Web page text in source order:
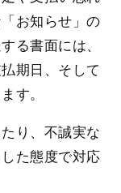
お知らせ」の
る書面には、
期日、そして
す。
り、不誠実な
た態度で対応